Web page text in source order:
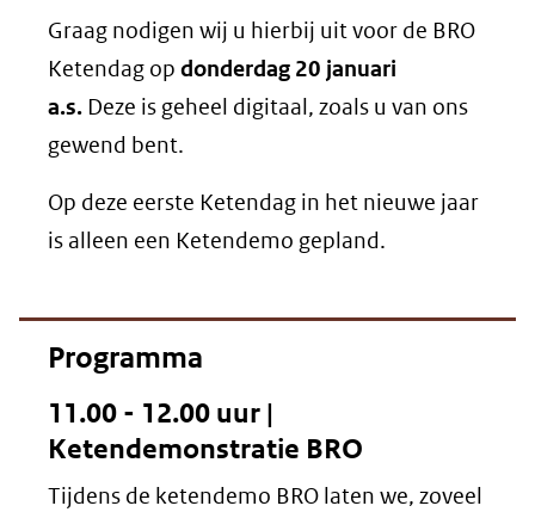
Graag nodigen wij u hierbij uit voor de BRO
Ketendag op donderdag 20 januari
a.s. Deze is geheel digitaal, zoals u van ons
gewend bent.
Op deze eerste Ketendag in het nieuwe jaar
is alleen een Ketendemo gepland.
Programma
11.00 - 12.00 uur |
Ketendemonstratie BRO
Tijdens de ketendemo BRO laten we, zoveel